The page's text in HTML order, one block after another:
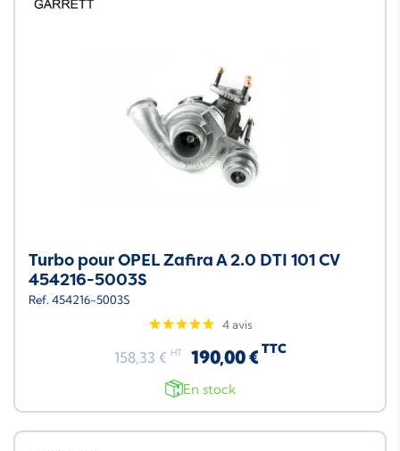
Turbo pour OPEL Zafira A 2.0 DTI 101 CV
454216-5003S
Ref. 454216-5003S
4 avis
158,33 € HT 190,00 € TTC
En stock